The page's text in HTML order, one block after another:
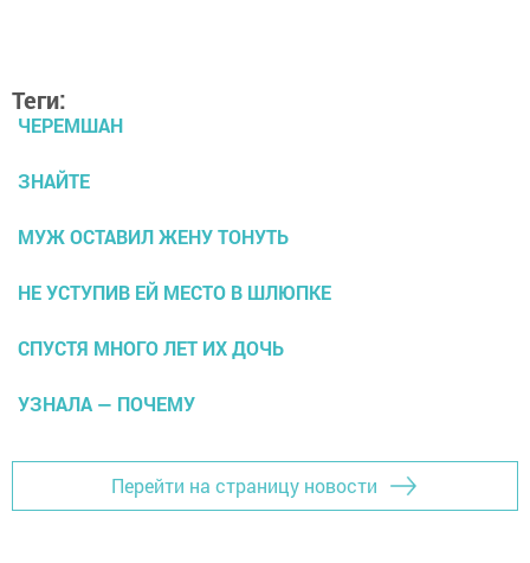
Теги:
ЧЕРЕМШАН
ЗНАЙТЕ
МУЖ ОСТАВИЛ ЖЕНУ ТОНУТЬ
НЕ УСТУПИВ ЕЙ МЕСТО В ШЛЮПКЕ
СПУСТЯ МНОГО ЛЕТ ИХ ДОЧЬ
УЗНАЛА — ПОЧЕМУ
Перейти на страницу новости